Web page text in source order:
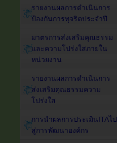
รายงานผลการดำเนินการ
ป้องกันการทุจริตประจำปี
มาตรการส่งเสริมคุณธรรม
และความโปร่งใสภายใน
หน่วยงาน
รายงานผลการดำเนินการ
ส่งเสริมคุณธรรมความ
โปร่งใส
การนำผลการประเมินITAไป
สู่การพัฒนาองค์กร